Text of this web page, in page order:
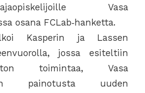
Vasa
osana FCLab‑hanketta.
Kasperin ja Lassen
jossa esiteltiin
toimintaa, Vasa
painotusta uuden